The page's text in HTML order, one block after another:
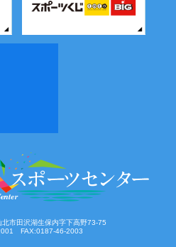
市田沢湖生保内字下高野73-75
FAX:0187-46-2003